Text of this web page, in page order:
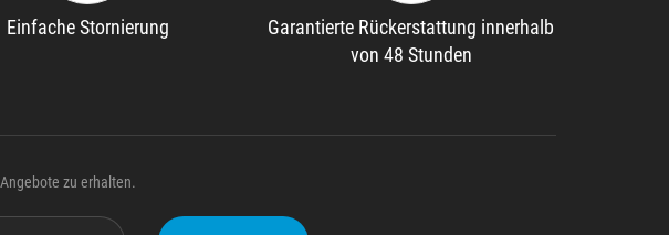
Einfache Stornierung
Garantierte Rückerstattung innerhalb
von 48 Stunden
zu erhalten.